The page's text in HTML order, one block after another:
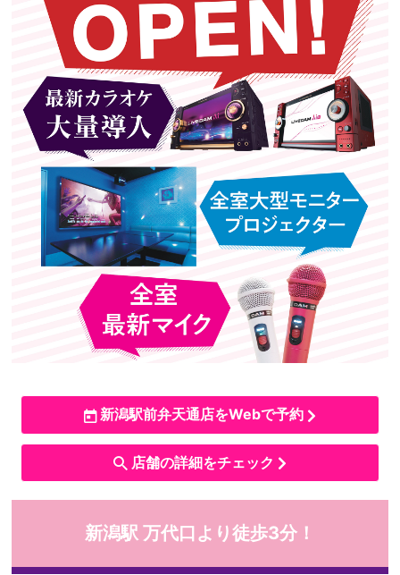
新潟駅前弁天通店をWebで予約
店舗の詳細をチェック
新潟駅 万代口より徒歩3分！